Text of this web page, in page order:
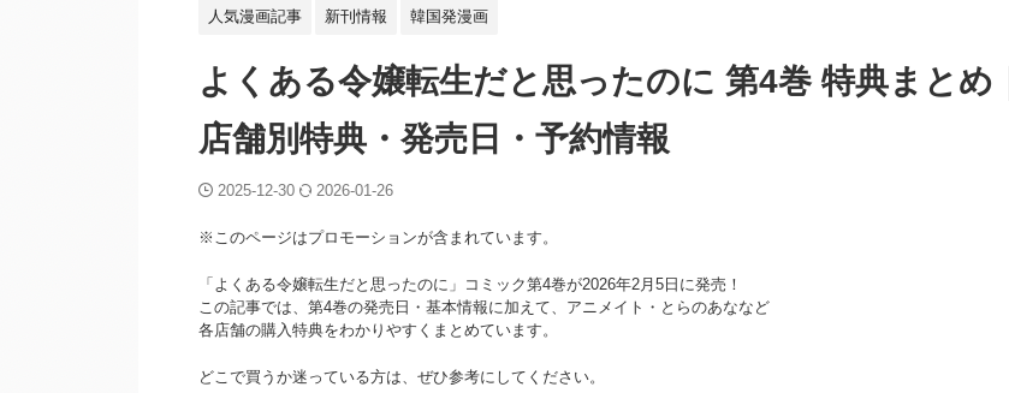
人気漫画記事 新刊情報 韓国発漫画
よくある令嬢転生だと思ったのに 第4巻 特典まとめ｜
店舗別特典・発売日・予約情報
2025-12-30 2026-01-26
※このページはプロモーションが含まれています。
「よくある令嬢転生だと思ったのに」コミック第4巻が2026年2月5日に発売！
この記事では、第4巻の発売日・基本情報に加えて、アニメイト・とらのあななど
各店舗の購入特典をわかりやすくまとめています。
どこで買うか迷っている方は、ぜひ参考にしてください。